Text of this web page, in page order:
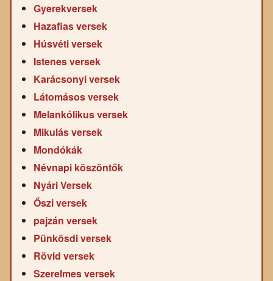
Gyerekversek
Hazafias versek
Húsvéti versek
Istenes versek
Karácsonyi versek
Látomásos versek
Melankólikus versek
Mikulás versek
Mondókák
Névnapi köszöntők
Nyári Versek
Őszi versek
pajzán versek
Pünkösdi versek
Rövid versek
Szerelmes versek